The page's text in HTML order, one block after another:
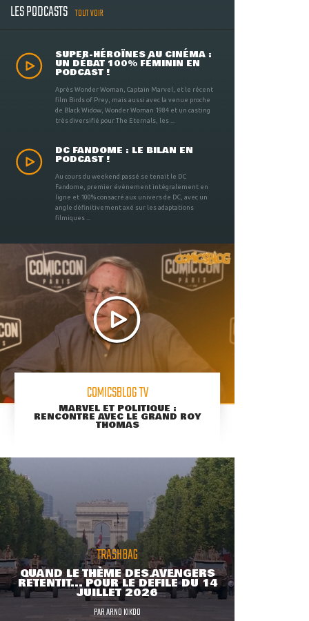
LES PODCASTS TOUT VOIR
SUPER-HÉROÏNES AU CINÉMA :
UN DÉBAT 100% FÉMININ EN
PODCAST !
Après Wonder Woman, Captain Marvel, et le récent
film Birds of Prey, mais aussi avec la venue proche
de Black Widow, Wonder Woman 1984 et un casting
très diversifié pour The Eternals, les ...
DC FANDOME : LE BILAN EN
PODCAST !
Au cours du weekend passé se tenait le DC
Fandome, premier évènement intégralement en
ligne et 100% consacré aux univers de DC, avec un
angle définitivement axé sur les adaptations
filmiques ...
COMICSBLOG TV
MARVEL ET POLITIQUE :
RENCONTRE AVEC LE GRAND ROY
THOMAS
TRASHBAG
QUAND LE THÈME DES AVENGERS
RETENTIT... POUR LE DÉFILÉ DU 14
JUILLET 2026
PARARNO KIKOO